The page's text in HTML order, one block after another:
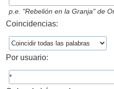
p.e. "Rebelión en la Granja" de
Coincidencias:
Por usuario: